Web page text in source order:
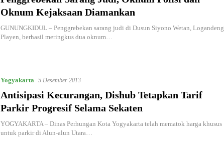
Oknum Kejaksaan Diamankan
GUNUNGKIDUL – Penggrebekan sarang judi di Dusun Siyono Wetan, Logandeng,
Playen, berhasil meringkus dua oknum…
Yogyakarta 5 Desember 2013
Antisipasi Kecurangan, Dishub Tetapkan Tarif
Parkir Progresif Selama Sekaten
YOGYAKARTA – Dinas Perhungan Kota Yogyakarta telah mematok harga khusus
untuk parkir di Alun-alun Utara…